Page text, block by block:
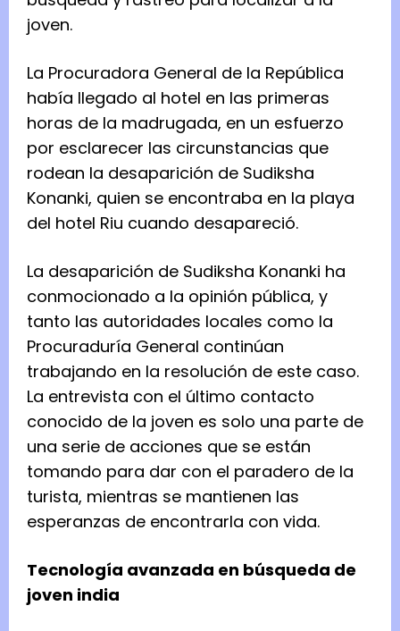
joven.
La Procuradora General de la República
había llegado al hotel en las primeras
horas de la madrugada, en un esfuerzo
por esclarecer las circunstancias que
rodean la desaparición de Sudiksha
Konanki, quien se encontraba en la playa
del hotel Riu cuando desapareció.
La desaparición de Sudiksha Konanki ha
conmocionado a la opinión pública, y
tanto las autoridades locales como la
Procuraduría General continúan
trabajando en la resolución de este caso.
La entrevista con el último contacto
conocido de la joven es solo una parte de
una serie de acciones que se están
tomando para dar con el paradero de la
turista, mientras se mantienen las
esperanzas de encontrarla con vida.
Tecnología avanzada en búsqueda de
joven india